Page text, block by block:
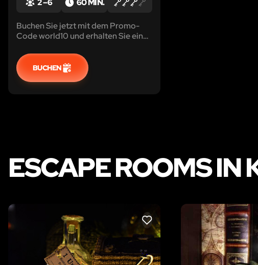
2 – 6 60 MIN.
Buchen Sie jetzt mit dem Promo-
Code world10 und erhalten Sie einen
für echte Detektiv-Teams
BUCHEN
ESCAPE ROOMS IN
LIKE